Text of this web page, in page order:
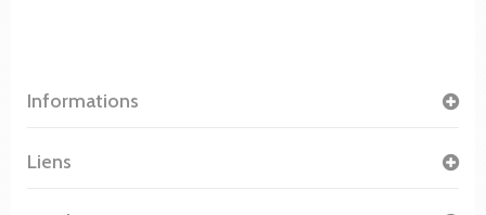
Informations
Liens